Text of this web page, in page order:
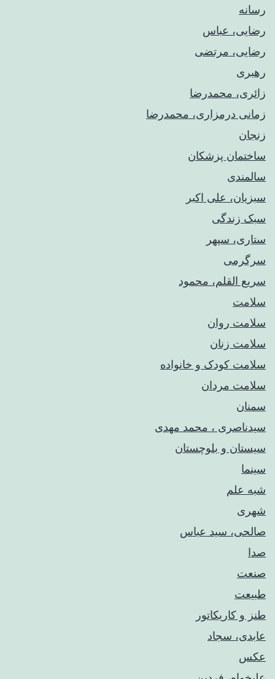
رسانه
رضایی، عباس
رضایی، مرتضی
رهبری
زائری، محمدرضا
زمانی درمزاری، محمدرضا
زنجان
ساختمان پزشکان
سالمندی
سبزیان، علی اکبر
سبک زندگی
ستاری، سپهر
سرگرمی
سریع القلم، محمود
سلامت
سلامت روان
سلامت زنان
سلامت کودک‌ و خانواده
سلامت مردان
سمنان
سیدناصری ، محمد مهدی
سیستان و بلوچستان
سینما
شبه علم
شهری
صالحی، سید عباس
صدا
صنعت
طبیعت
طنز و کاریکاتور
عابدی، سجاد
عکس